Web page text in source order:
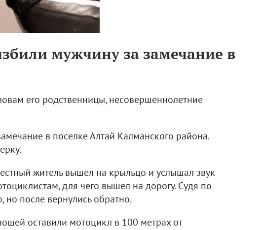
мужчину за замечание в
его родственницы, несовершеннолетние
в поселке Алтай Калманского района.
житель вышел на крыльцо и услышал звук
для чего вышел на дорогу. Судя по
после вернулись обратно.
оставили мотоцикл в 100 метрах от